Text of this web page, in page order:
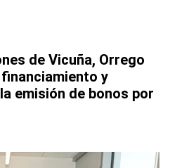
de Vicuña, Orrego
y
emisión de bonos por